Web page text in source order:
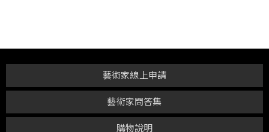
購物說明
藝術家問答集
藝術家線上申請